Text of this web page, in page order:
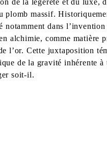
de la légèreté et du luxe,
plomb massif.
notamment dans l’invention
alchimie, comme matière
l’or. Cette juxtaposition
de la gravité inhérente à
soit-il.